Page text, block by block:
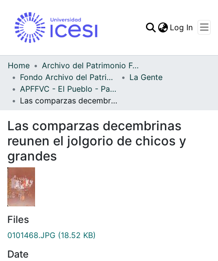
Statistics
Log In
Home
Archivo del Patrimonio Fotográfico y Fílmico del Valle del Cauca
Fondo Archivo del Patrimonio Fotográfico y Fílmico del Valle del Cauca
La Gente
APFFVC - El Pueblo - Patrimonial
Las comparzas decembrinas reunen el jolgorio de chicos y grandes
Las comparzas decembrinas
reunen el jolgorio de chicos y
grandes
Files
0101468.JPG (18.52 KB)
Date